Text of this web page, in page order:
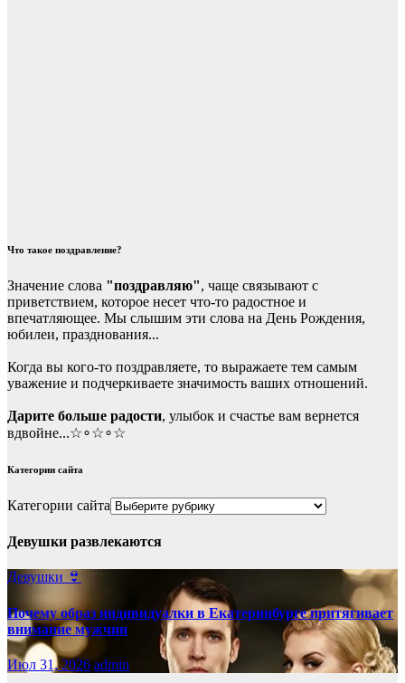
Что такое поздравление?
Значение слова "поздравляю", чаще связывают с
приветствием, которое несет что-то радостное и
впечатляющее. Мы слышим эти слова на День Рождения,
юбилеи, празднования...
Когда вы кого-то поздравляете, то выражаете тем самым
уважение и подчеркиваете значимость ваших отношений.
Дарите больше радости, улыбок и счастье вам вернется
вдвойне...☆∘☆∘☆
Категории сайта
Категории сайта
Девушки развлекаются
Девушки 👙
Почему образ индивидуалки в Екатеринбурге притягивает
внимание мужчин
Июл 31, 2026 admin